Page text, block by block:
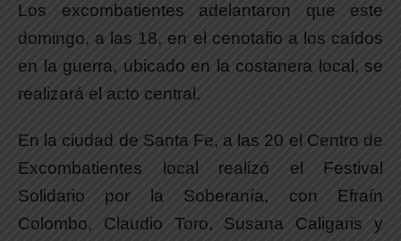
Los excombatientes adelantaron que este
domingo, a las 18, en el cenotafio a los caídos
en la guerra, ubicado en la costanera local, se
realizará el acto central.
En la ciudad de Santa Fe, a las 20 el Centro de
Excombatientes local realizó el Festival
Solidario por la Soberanía, con Efraín
Colombo, Claudio Toro, Susana Caligaris y